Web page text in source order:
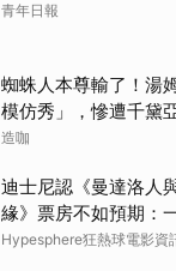
青年日報
蜘蛛人本尊輸了！湯
模仿秀」，慘遭千黛
造咖
迪士尼認《曼達洛人
緣》票房不如預期：
Hypesphere狂熱球電影資